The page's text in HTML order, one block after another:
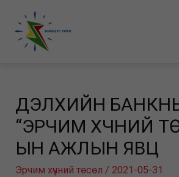
content
ДЭЛХИЙН
“ЭРЧИМ ХҮЧНИЙ
ЫН АЖЛЫН ЯВЦ
Эрчим хүчний төсөл /2021-05-31